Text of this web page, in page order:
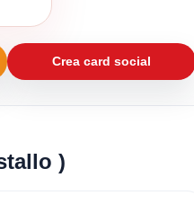
Crea card social
)